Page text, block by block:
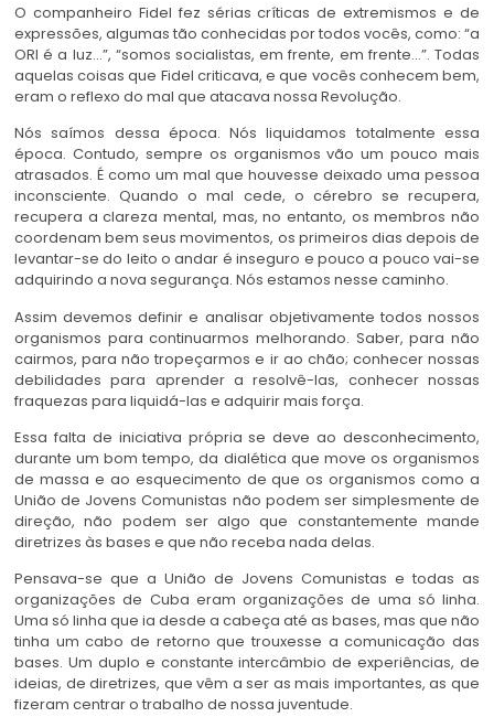
O companheiro Fidel fez sérias críticas de extremismos e de
expressões, algumas tão conhecidas por todos vocês, como: “a
ORI é a luz…”, “somos socialistas, em frente, em frente…”. Todas
aquelas coisas que Fidel criticava, e que vocês conhecem bem,
eram o reflexo do mal que atacava nossa Revolução.
Nós saímos dessa época. Nós liquidamos totalmente essa
época. Contudo, sempre os organismos vão um pouco mais
atrasados. É como um mal que houvesse deixado uma pessoa
inconsciente. Quando o mal cede, o cérebro se recupera,
recupera a clareza mental, mas, no entanto, os membros não
coordenam bem seus movimentos, os primeiros dias depois de
levantar-se do leito o andar é inseguro e pouco a pouco vai-se
adquirindo a nova segurança. Nós estamos nesse caminho.
Assim devemos definir e analisar objetivamente todos nossos
organismos para continuarmos melhorando. Saber, para não
cairmos, para não tropeçarmos e ir ao chão; conhecer nossas
debilidades para aprender a resolvê-las, conhecer nossas
fraquezas para liquidá-las e adquirir mais força.
Essa falta de iniciativa própria se deve ao desconhecimento,
durante um bom tempo, da dialética que move os organismos
de massa e ao esquecimento de que os organismos como a
União de Jovens Comunistas não podem ser simplesmente de
direção, não podem ser algo que constantemente mande
diretrizes às bases e que não receba nada delas.
Pensava-se que a União de Jovens Comunistas e todas as
organizações de Cuba eram organizações de uma só linha.
Uma só linha que ia desde a cabeça até as bases, mas que não
tinha um cabo de retorno que trouxesse a comunicação das
bases. Um duplo e constante intercâmbio de experiências, de
ideias, de diretrizes, que vêm a ser as mais importantes, as que
fizeram centrar o trabalho de nossa juventude.